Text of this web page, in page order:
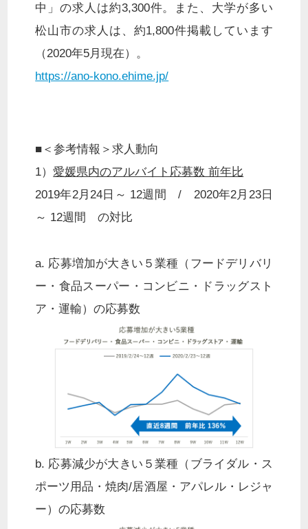
中」の求人は約3,300件。また、大学が多い
松山市の求人は、約1,800件掲載しています
（2020年5月現在）。
https://ano-kono.ehime.jp/
■＜参考情報＞求人動向
1）愛媛県内のアルバイト応募数 前年比
2019年2月24日～ 12週間 / 2020年2月23日
～ 12週間 の対比
a. 応募増加が大きい５業種（フードデリバリ
ー・食品スーパー・コンビニ・ドラッグスト
ア・運輸）の応募数
b. 応募減少が大きい５業種（ブライダル・ス
ポーツ用品・焼肉/居酒屋・アパレル・レジャ
ー）の応募数